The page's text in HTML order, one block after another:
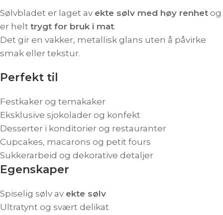
Sølvbladet er laget av ekte sølv med høy renhet og
er helt trygt for bruk i mat.
Det gir en vakker, metallisk glans uten å påvirke
smak eller tekstur.
Perfekt til
Festkaker og temakaker
Eksklusive sjokolader og konfekt
Desserter i konditorier og restauranter
Cupcakes, macarons og petit fours
Sukkerarbeid og dekorative detaljer
Egenskaper
Spiselig sølv av ekte sølv
Ultratynt og svært delikat